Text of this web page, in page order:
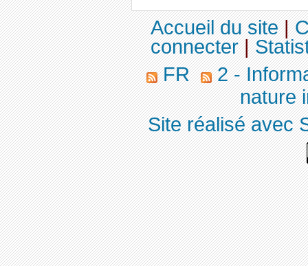
Accueil du site|
connecter|
FR
2 -
nature
Site réalisé avec